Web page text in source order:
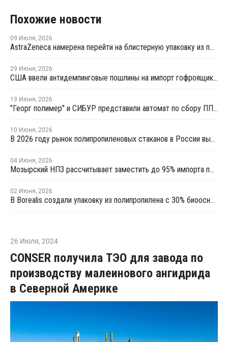
Похожие новости
09 Июля, 2026
AstraZeneca намерена перейти на блистерную упаковку из полипропилена
29 Июня, 2026
США ввели антидемпинговые пошлины на импорт гофроящиков из полипропилена
19 Июня, 2026
"Георг полимер" и СИБУР представили автомат по сбору ПП-тары для переработки
10 Июня, 2026
В 2026 году рынок полипропиленовых стаканов в России вырастет на 20–22%
04 Июня, 2026
Мозырский НПЗ рассчитывает заместить до 95% импорта полипропилена в Беларуси
02 Июня, 2026
В Borealis создали упаковку из полипропилена с 30% биоосновы
26 Июля, 2024
CONSER получила ТЭО для завода по
производству малеинового ангидрида
в Северной Америке